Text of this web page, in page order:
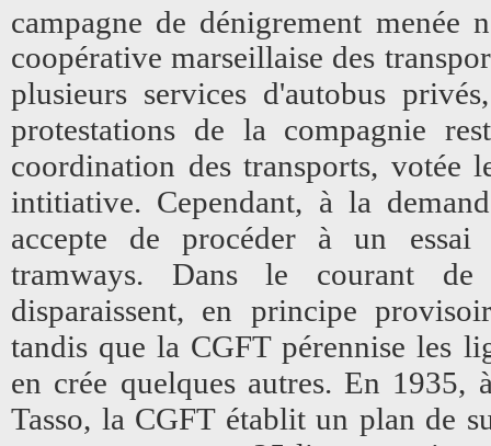
campagne de dénigrement menée
coopérative marseillaise des
plusieurs services d'autobus
protestations de la compagnie
coordination des transports,
intitiative. Cependant, à la
accepte de procéder à un essai
tramways. Dans le courant
disparaissent, en principe
tandis que la CGFT pérennise les
en crée quelques autres. En
Tasso, la CGFT établit un plan de